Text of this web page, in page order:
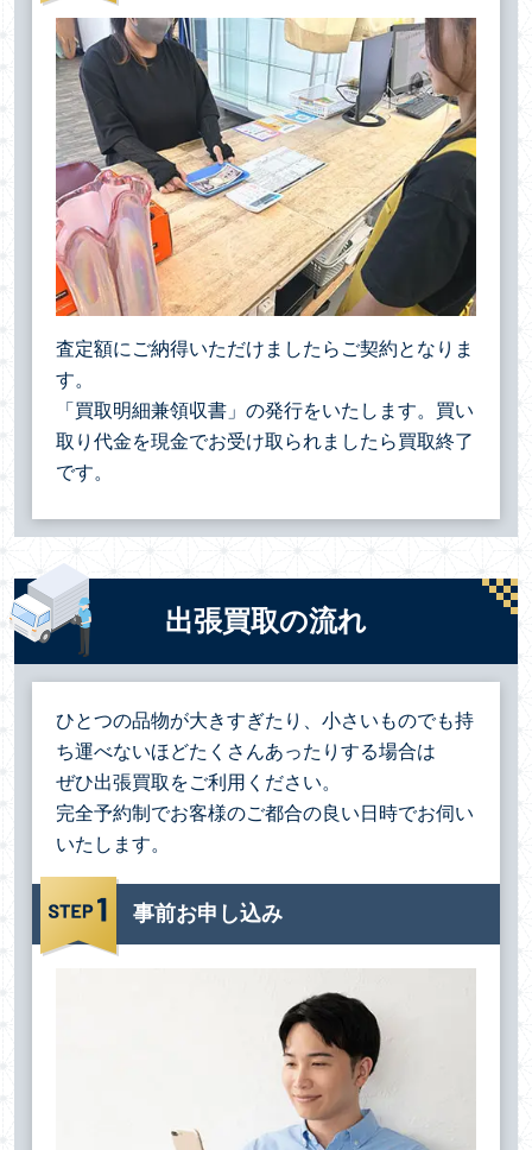
査定額にご納得いただけましたらご契約となりま
す。
「買取明細兼領収書」の発行をいたします。買い
取り代金を現金でお受け取られましたら買取終了
です。
出張買取の流れ
ひとつの品物が大きすぎたり、小さいものでも持
ち運べないほどたくさんあったりする場合は
ぜひ出張買取をご利用ください。
完全予約制でお客様のご都合の良い日時でお伺い
いたします。
事前お申し込み